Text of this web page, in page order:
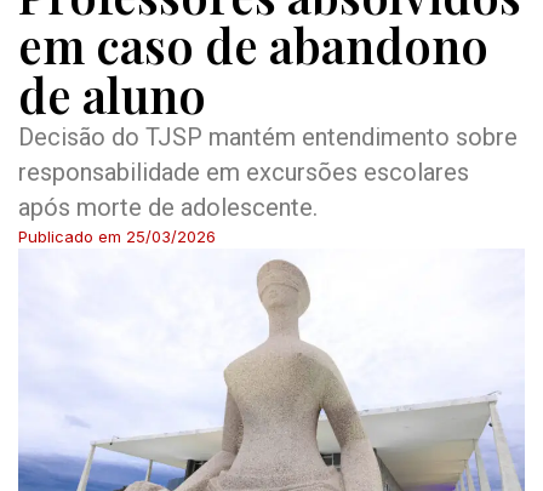
em caso de abandono
de aluno
Decisão do TJSP mantém entendimento sobre
responsabilidade em excursões escolares
após morte de adolescente.
Publicado em 25/03/2026